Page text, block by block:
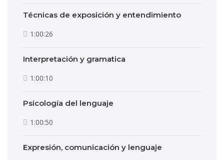
Técnicas de exposición y entendimiento
1:00:26
Interpretación y gramatica
1:00:10
Psicología del lenguaje
1:00:50
Expresión, comunicación y lenguaje